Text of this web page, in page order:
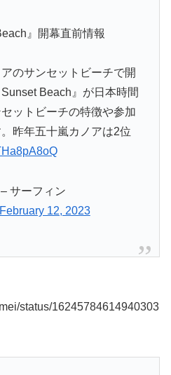
』開幕直前情報
のサンセットビーチで開
Beach』が日本時間
ットビーチの特徴や参加
昨年五十嵐カノアは2位
サーフィン
February 12, 2023
status/16245784614940303